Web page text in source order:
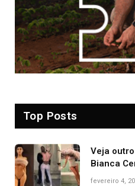
Top Posts
Veja
Bianca
West que
fevereiro 4,